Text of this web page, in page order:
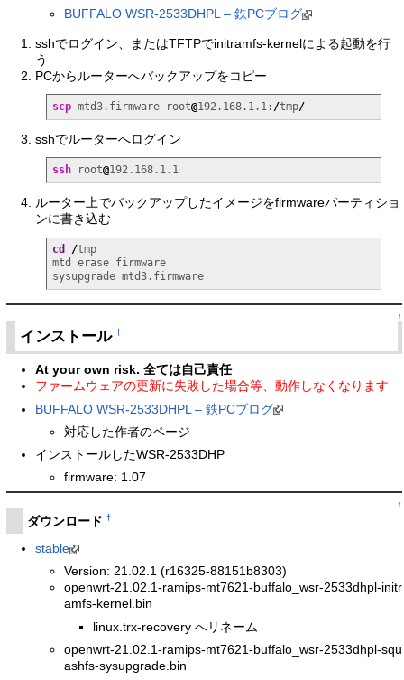
BUFFALO WSR-2533DHPL – 鉄PCブログ
sshでログイン、またはTFTPでinitramfs-kernelによる起動を行
う
PCからルーターへバックアップをコピー
scp mtd3.firmware root@192.168.1.1: /tmp/
sshでルーターへログイン
ssh root@192.168.1.1
ルーター上でバックアップしたイメージをfirmwareパーティショ
ンに書き込む
cd /tmp
mtd erase firmware
sysupgrade mtd3.firmware
↑
インストール†
At your own risk. 全ては自己責任
ファームウェアの更新に失敗した場合等、動作しなくなります
BUFFALO WSR-2533DHPL – 鉄PCブログ
対応した作者のページ
インストールしたWSR-2533DHP
firmware: 1.07
↑
ダウンロード †
stable
Version: 21.02.1 (r16325-88151b8303)
openwrt-21.02.1-ramips-mt7621-buffalo_wsr-2533dhpl-initr
amfs-kernel.bin
linux.trx-recovery へリネーム
openwrt-21.02.1-ramips-mt7621-buffalo_wsr-2533dhpl-squ
ashfs-sysupgrade.bin